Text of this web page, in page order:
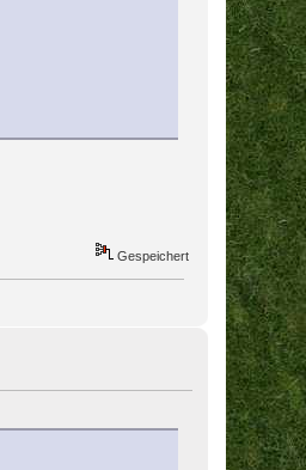
Gespeichert